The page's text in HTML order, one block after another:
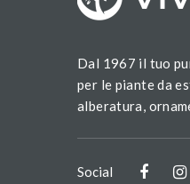
Dal 1967 il tuo
per le piante da
alberatura,
Social